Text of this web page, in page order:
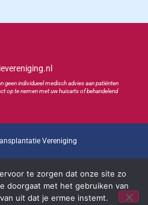
geen individueel medisch advies aan patiënten
op te nemen met uw huisarts of behandelend
Vereniging
te zorgen dat onze site zo
doorgaat met het gebruiken van
uit dat je ermee instemt.